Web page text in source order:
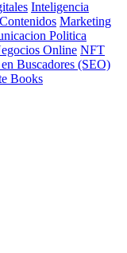
Inteligencia
Marketing
Politica
Online NFT
Buscadores (SEO)
Books